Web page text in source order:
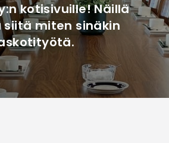
kotisivuille! Näillä
miten sinäkin